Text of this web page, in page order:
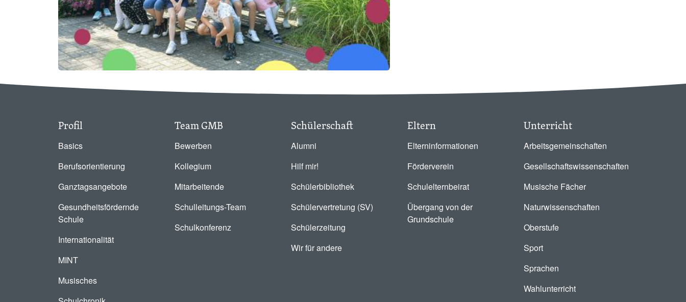
Profil
Basics
Berufsorientierung
Ganztagsangebote
Gesundheitsfördernde
Schule
Internationalität
MINT
Musisches
Team GMB
Bewerben
Kollegium
Mitarbeitende
Schulleitungs-Team
Schulkonferenz
Schülerschaft
Alumni
Hilf mir!
Schülerbibliothek
Schülervertretung (SV)
Schülerzeitung
Wir für andere
Eltern
Elterninformationen
Förderverein
Schulelternbeirat
Übergang von der
Grundschule
Unterricht
Arbeitsgemeinschaften
Gesellschaftswissenschaften
Musische Fächer
Naturwissenschaften
Oberstufe
Sport
Sprachen
Wahlunterricht